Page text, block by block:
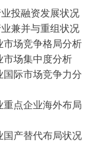
投融资发展状况
兼并与重组状况
市场竞争格局分析
市场集中度分析
国际市场竞争力分
重点企业海外布局
国产替代布局状况